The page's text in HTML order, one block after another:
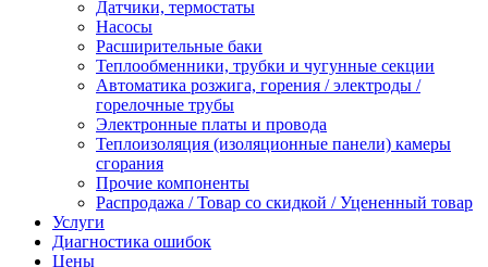
Датчики, термостаты
Насосы
Расширительные баки
Теплообменники, трубки и чугунные секции
Автоматика розжига, горения / электроды /
горелочные трубы
Электронные платы и провода
Теплоизоляция (изоляционные панели) камеры
сгорания
Прочие компоненты
Распродажа / Товар со скидкой / Уцененный товар
Услуги
Диагностика ошибок
Цены